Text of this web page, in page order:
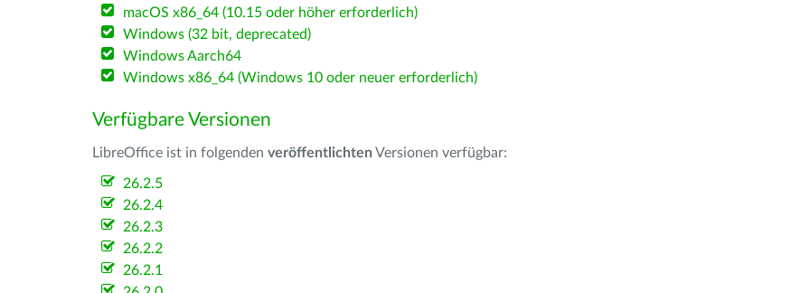
macOS x86_64 (10.15 oder höher erforderlich)
Windows (32 bit, deprecated)
Windows Aarch64
Windows x86_64 (Windows 10 oder neuer erforderlich)
Verfügbare Versionen
LibreOffice ist in folgenden veröffentlichten Versionen verfügbar:
26.2.5
26.2.4
26.2.3
26.2.2
26.2.1